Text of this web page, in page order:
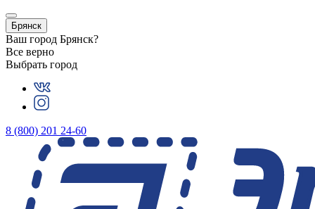
Брянск
Ваш город Брянск?
Все верно
Выбрать город
8 (800) 201 24-60